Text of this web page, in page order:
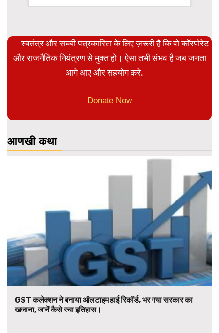
स्वतंत्र और सच्ची पत्रकारिता के लिए ज़रूरी है कि वो कॉरपोरेट
और राजनैतिक नियंत्रण से मुक्त हो। ऐसा तभी संभव है जब जनता
आगे आए और सहयोग करे.
Donate Now
आणखी कथा
GST कलेक्शन ने बनाया ऑलटाइम हाई रिकॉर्ड, भर गया सरकार का
खजाना, जानें कैसे रचा इतिहास।